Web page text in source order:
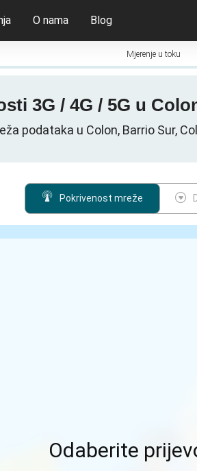
O nama Blog
Mjerenje u toku
3G / 4G / 5G u
podataka u Colon, Barrio Sur,
Pokrivenost mreže
Odaberite